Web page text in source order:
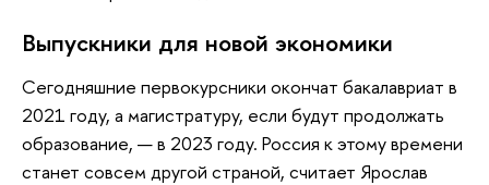
Выпускники для новой экономики
Сегодняшние первокурсники окончат бакалавриат в
2021 году, а магистратуру, если будут продолжать
образование, — в 2023 году. Россия к этому времени
станет совсем другой страной, считает Ярослав